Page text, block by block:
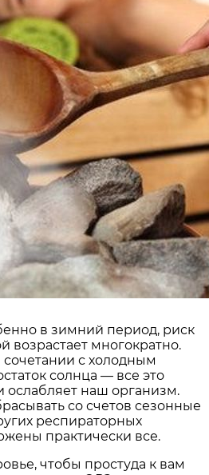
в зимний период, риск
возрастает многократно.
с холодным
солнца — все это
ослабляет наш организм.
со счетов сезонные
респираторных
практически все.
чтобы простуда к вам